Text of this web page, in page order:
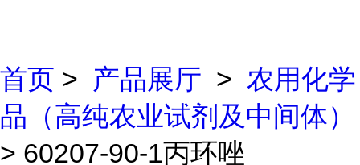
首页 > 产品展厅 > 农用化学
品（高纯农业试剂及中间体）
> 60207-90-1丙环唑